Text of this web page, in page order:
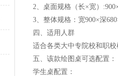
2、桌面规格（长×宽）
3、整体规格：宽900×深
四、适用人群
适合各类大中专院校和职
五、该款绘图桌可选配置：
学生桌配置：